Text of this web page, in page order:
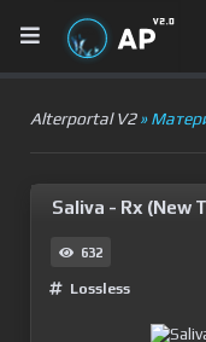
Alterportal V2»
Saliva - Rx (New
632
Lossless